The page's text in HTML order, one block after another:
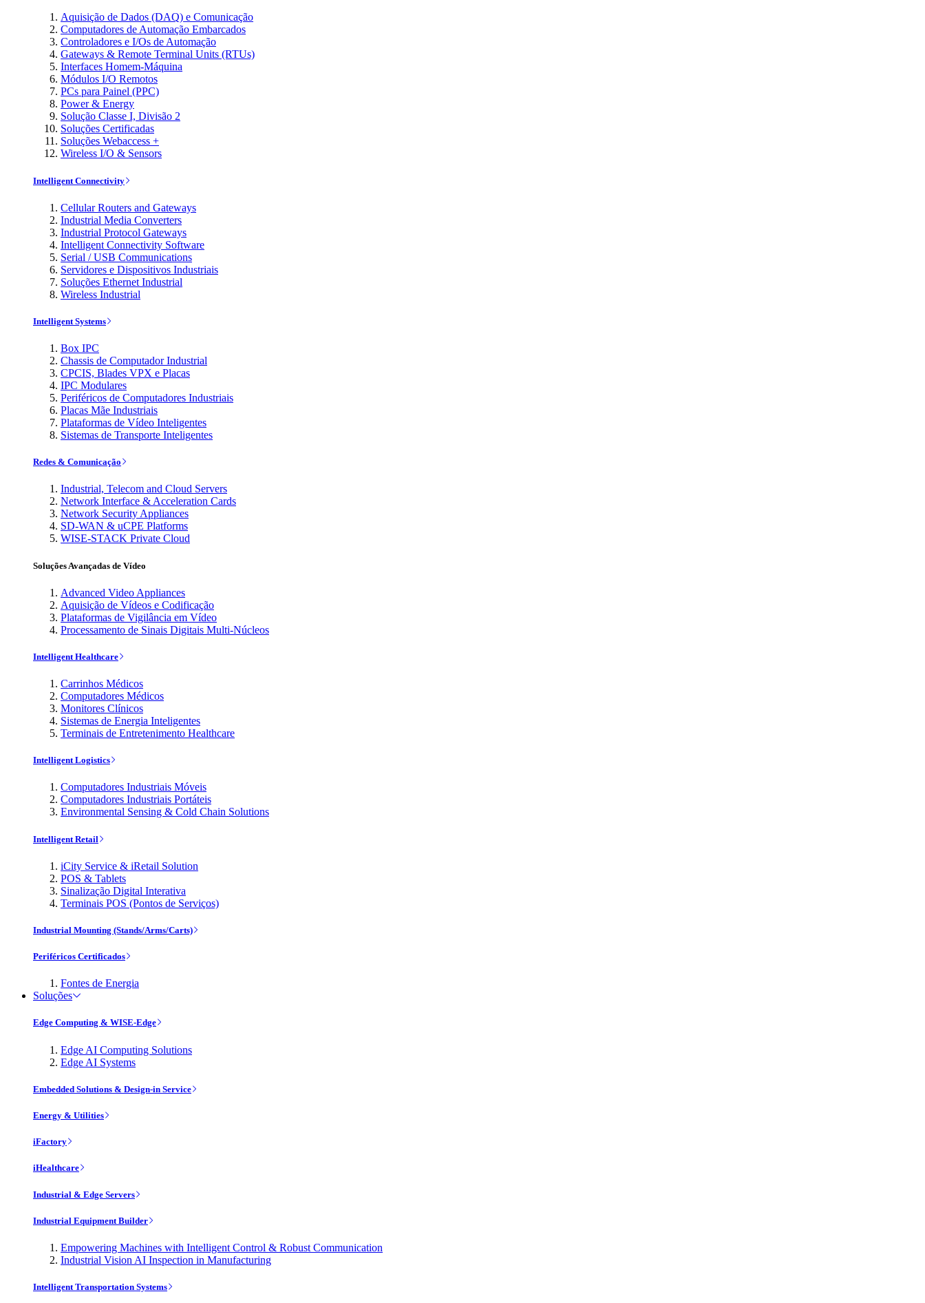
Aquisição de Dados (DAQ) e Comunicação
Computadores de Automação Embarcados
Controladores e I/Os de Automação
Gateways & Remote Terminal Units (RTUs)
Interfaces Homem-Máquina
Módulos I/O Remotos
PCs para Painel (PPC)
Power & Energy
Solução Classe I, Divisão 2
Soluções Certificadas
Soluções Webaccess +
Wireless I/O & Sensors
Intelligent Connectivity
Cellular Routers and Gateways
Industrial Media Converters
Industrial Protocol Gateways
Intelligent Connectivity Software
Serial / USB Communications
Servidores e Dispositivos Industriais
Soluções Ethernet Industrial
Wireless Industrial
Intelligent Systems
Box IPC
Chassis de Computador Industrial
CPCIS, Blades VPX e Placas
IPC Modulares
Periféricos de Computadores Industriais
Placas Mãe Industriais
Plataformas de Vídeo Inteligentes
Sistemas de Transporte Inteligentes
Redes & Comunicação
Industrial, Telecom and Cloud Servers
Network Interface & Acceleration Cards
Network Security Appliances
SD-WAN & uCPE Platforms
WISE-STACK Private Cloud
Soluções Avançadas de Vídeo
Advanced Video Appliances
Aquisição de Vídeos e Codificação
Plataformas de Vigilância em Vídeo
Processamento de Sinais Digitais Multi-Núcleos
Intelligent Healthcare
Carrinhos Médicos
Computadores Médicos
Monitores Clínicos
Sistemas de Energia Inteligentes
Terminais de Entretenimento Healthcare
Intelligent Logistics
Computadores Industriais Móveis
Computadores Industriais Portáteis
Environmental Sensing & Cold Chain Solutions
Intelligent Retail
iCity Service & iRetail Solution
POS & Tablets
Sinalização Digital Interativa
Terminais POS (Pontos de Serviços)
Industrial Mounting (Stands/Arms/Carts)
Periféricos Certificados
Fontes de Energia
Soluções
Edge Computing & WISE-Edge
Edge AI Computing Solutions
Edge AI Systems
Embedded Solutions & Design-in Service
Energy & Utilities
iFactory
iHealthcare
Industrial & Edge Servers
Industrial Equipment Builder
Empowering Machines with Intelligent Control & Robust Communication
Industrial Vision AI Inspection in Manufacturing
Intelligent Transportation Systems